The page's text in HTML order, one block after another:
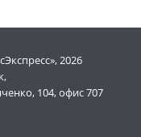
2026
104, офис 707